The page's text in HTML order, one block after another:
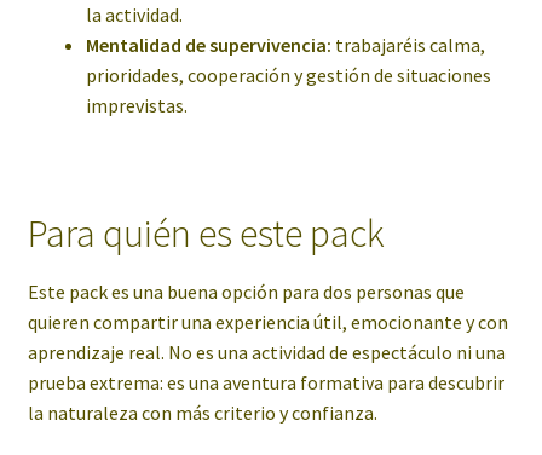
la actividad.
Mentalidad de supervivencia: trabajaréis calma,
prioridades, cooperación y gestión de situaciones
imprevistas.
Para quién es este pack
Este pack es una buena opción para dos personas que
quieren compartir una experiencia útil, emocionante y con
aprendizaje real. No es una actividad de espectáculo ni una
prueba extrema: es una aventura formativa para descubrir
la naturaleza con más criterio y confianza.